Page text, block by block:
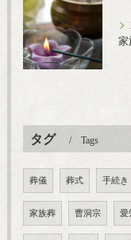
家
タグ Tags
葬儀 葬式 手続き
家族葬 曹洞宗 愛